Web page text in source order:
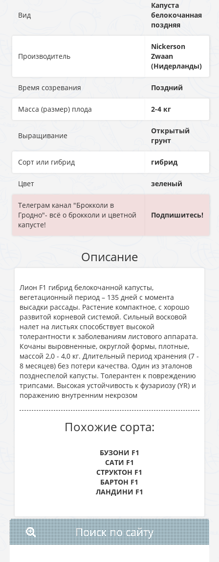
Вид
Капуста
белокочанная
поздняя
Производитель
Nickerson
Zwaan
(Нидерланды)
Время созревания Поздний
Масса (размер) плода 2-4 кг
Выращивание
Открытый
грунт
Сорт или гибрид гибрид
Цвет зеленый
Телеграм канал "Брокколи в
Гродно"- всё о брокколи и цветной
капусте!
Подпишитесь!
Описание
Лион F1 гибрид белокочанной капусты,
вегетационный период – 135 дней с момента
высадки рассады. Растение компактное, с хорошо
развитой корневой системой. Сильный восковой
налет на листьях способствует высокой
толерантности к заболеваниям листового аппарата.
Кочаны выровненные, округлой формы, плотные,
массой 2,0 - 4,0 кг. Длительный период хранения (7 -
8 месяцев) без потери качества. Один из эталонов
позднеспелой капусты. Толерантен к повреждению
трипсами. Высокая устойчивость к фузариозу (YR) и
поражению внутренним некрозом
Похожие сорта:
БУЗОНИ F1
САТИ F1
СТРУКТОН F1
БАРТОН F1
ЛАНДИНИ F1
Поиск по сайту